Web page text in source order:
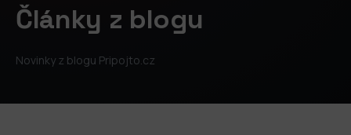
Články z blogu
Novinky z blogu Pripojto.cz